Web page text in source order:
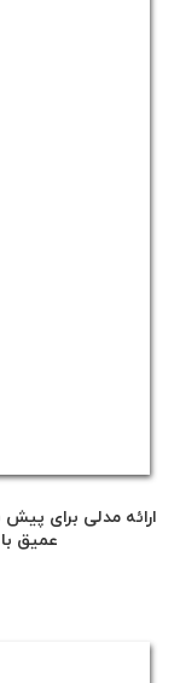
ارائه مدلی برای پیش
عمیق